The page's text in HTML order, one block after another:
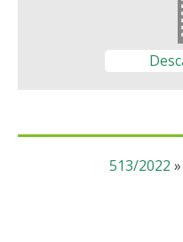
513/2022 »